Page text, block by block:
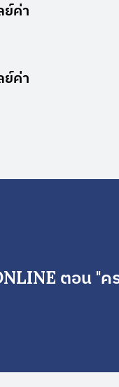
ค่า
ค่า
ตอน "ค